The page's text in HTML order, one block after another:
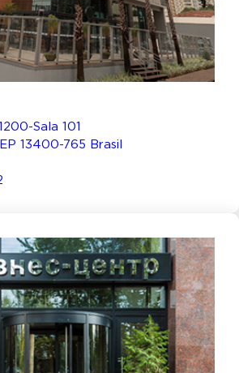
Sala 101
13400-765 Brasil